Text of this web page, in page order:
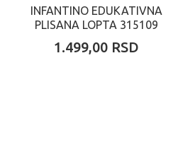
INFANTINO EDUKATIVNA
PLISANA LOPTA 315109
1.499,00 RSD